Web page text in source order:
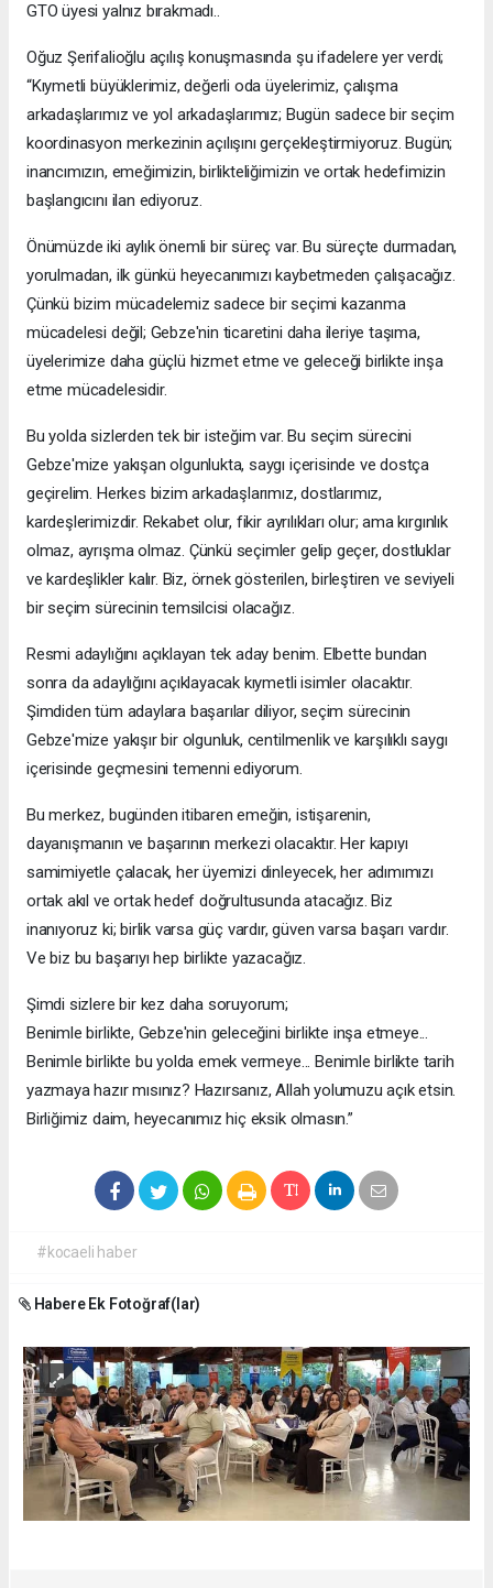
GTO üyesi yalnız bırakmadı..
Oğuz Şerifalioğlu açılış konuşmasında şu ifadelere yer verdi;
“Kıymetli büyüklerimiz, değerli oda üyelerimiz, çalışma
arkadaşlarımız ve yol arkadaşlarımız; Bugün sadece bir seçim
koordinasyon merkezinin açılışını gerçekleştirmiyoruz. Bugün;
inancımızın, emeğimizin, birlikteliğimizin ve ortak hedefimizin
başlangıcını ilan ediyoruz.
Önümüzde iki aylık önemli bir süreç var. Bu süreçte durmadan,
yorulmadan, ilk günkü heyecanımızı kaybetmeden çalışacağız.
Çünkü bizim mücadelemiz sadece bir seçimi kazanma
mücadelesi değil; Gebze'nin ticaretini daha ileriye taşıma,
üyelerimize daha güçlü hizmet etme ve geleceği birlikte inşa
etme mücadelesidir.
Bu yolda sizlerden tek bir isteğim var. Bu seçim sürecini
Gebze'mize yakışan olgunlukta, saygı içerisinde ve dostça
geçirelim. Herkes bizim arkadaşlarımız, dostlarımız,
kardeşlerimizdir. Rekabet olur, fikir ayrılıkları olur; ama kırgınlık
olmaz, ayrışma olmaz. Çünkü seçimler gelip geçer, dostluklar
ve kardeşlikler kalır. Biz, örnek gösterilen, birleştiren ve seviyeli
bir seçim sürecinin temsilcisi olacağız.
Resmi adaylığını açıklayan tek aday benim. Elbette bundan
sonra da adaylığını açıklayacak kıymetli isimler olacaktır.
Şimdiden tüm adaylara başarılar diliyor, seçim sürecinin
Gebze'mize yakışır bir olgunluk, centilmenlik ve karşılıklı saygı
içerisinde geçmesini temenni ediyorum.
Bu merkez, bugünden itibaren emeğin, istişarenin,
dayanışmanın ve başarının merkezi olacaktır. Her kapıyı
samimiyetle çalacak, her üyemizi dinleyecek, her adımımızı
ortak akıl ve ortak hedef doğrultusunda atacağız. Biz
inanıyoruz ki; birlik varsa güç vardır, güven varsa başarı vardır.
Ve biz bu başarıyı hep birlikte yazacağız.
Şimdi sizlere bir kez daha soruyorum;
Benimle birlikte, Gebze'nin geleceğini birlikte inşa etmeye...
Benimle birlikte bu yolda emek vermeye... Benimle birlikte tarih
yazmaya hazır mısınız? Hazırsanız, Allah yolumuzu açık etsin.
Birliğimiz daim, heyecanımız hiç eksik olmasın.”
#kocaeli haber
Habere Ek Fotoğraf(lar)